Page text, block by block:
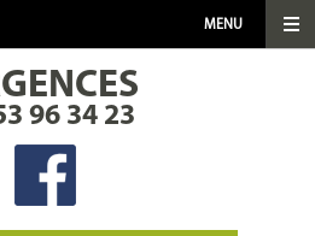
96 34 23
MENU
CLINIQUE
SERVICES